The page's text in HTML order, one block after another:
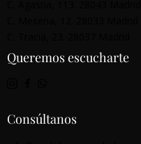
Queremos escucharte
Consúltanos